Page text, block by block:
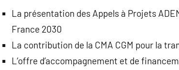
La présentation des Appels à Projets
France 2030
La contribution de la CMA CGM pour la
L’offre d’accompagnement et de